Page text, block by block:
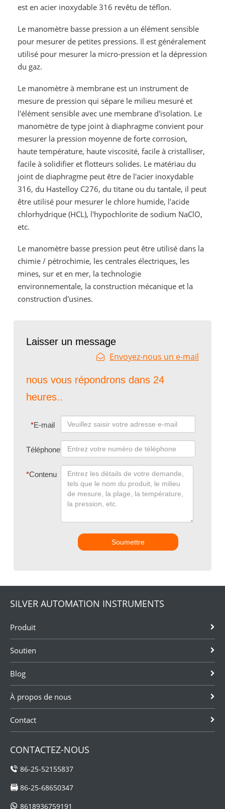
est en acier inoxydable 316 revêtu de téflon.
Le manomètre basse pression a un élément sensible
pour mesurer de petites pressions. Il est généralement
utilisé pour mesurer la micro-pression et la dépression
du gaz.
Le manomètre à membrane est un instrument de
mesure de pression qui sépare le milieu mesuré et
l'élément sensible avec une membrane d'isolation. Le
manomètre de type joint à diaphragme convient pour
mesurer la pression moyenne de forte corrosion,
haute température, haute viscosité, facile à cristalliser,
facile à solidifier et flotteurs solides. Le matériau du
joint de diaphragme peut être de l'acier inoxydable
316, du Hastelloy C276, du titane ou du tantale, il peut
être utilisé pour mesurer le chlore humide, l'acide
chlorhydrique (HCL), l'hypochlorite de sodium NaClO,
etc.
Le manomètre basse pression peut être utilisé dans la
chimie / pétrochimie, les centrales électriques, les
mines, sur et en mer, la technologie
environnementale, la construction mécanique et la
construction d'usines.
Laisser un message
Envoyez-nous un e-mail
nous vous répondrons dans 24
heures..
*E-mail
Téléphone
*Contenu
Soumettre
SILVER AUTOMATION INSTRUMENTS
Produit
Soutien
Blog
À propos de nous
Contact
CONTACTEZ-NOUS
86-25-52155837
86-25-68650347
8618936759191